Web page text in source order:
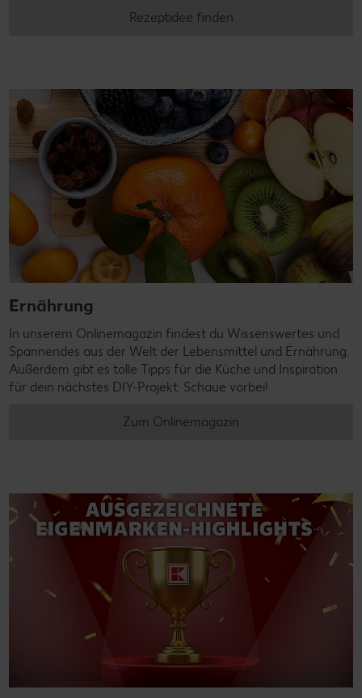
Rezeptidee finden
Ernährung
In unserem Onlinemagazin findest du Wissenswertes und
Spannendes aus der Welt der Lebensmittel und Ernährung.
Außerdem gibt es tolle Tipps für die Küche und Inspiration
für dein nächstes DIY-Projekt. Schaue vorbei!
Zum Onlinemagazin